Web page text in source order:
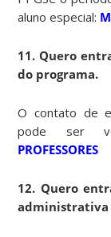
aluno especial:
11. Quero
do programa.
O contato de
pode ser
PROFESSORES
12. Quero
administrativa